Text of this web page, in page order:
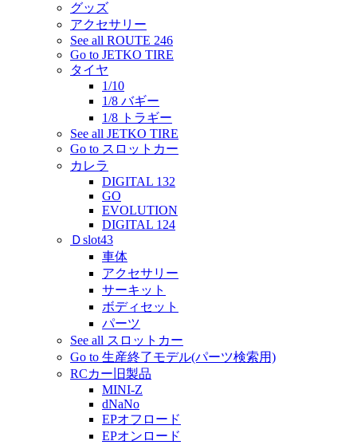
グッズ
アクセサリー
See all ROUTE 246
Go to JETKO TIRE
タイヤ
1/10
1/8 バギー
1/8 トラギー
See all JETKO TIRE
Go to スロットカー
カレラ
DIGITAL 132
GO
EVOLUTION
DIGITAL 124
Ｄslot43
車体
アクセサリー
サーキット
ボディセット
パーツ
See all スロットカー
Go to 生産終了モデル(パーツ検索用)
RCカー旧製品
MINI-Z
dNaNo
EPオフロード
EPオンロード